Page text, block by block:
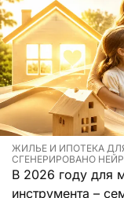
ЖИЛЬЕ И ИПОТЕКА
СГЕНЕРИРОВАНО
В 2026 году для
инструмента –